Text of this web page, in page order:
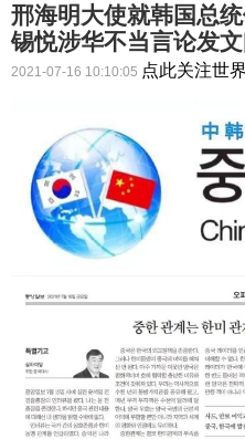
邢海明大使就韩国总
锡悦涉华不当言论发
2021-07-16 10:10:05 点此关注世